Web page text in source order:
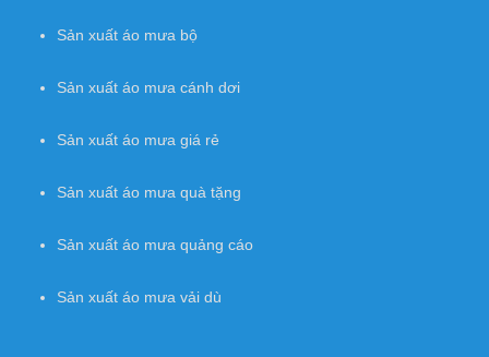
Sản xuất áo mưa bộ
Sản xuất áo mưa cánh dơi
Sản xuất áo mưa giá rẻ
Sản xuất áo mưa quà tặng
Sản xuất áo mưa quảng cáo
Sản xuất áo mưa vải dù